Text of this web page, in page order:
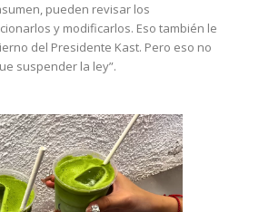
pueden revisar los
y modificarlos. Eso también le
del Presidente Kast. Pero eso no
suspender la ley”.